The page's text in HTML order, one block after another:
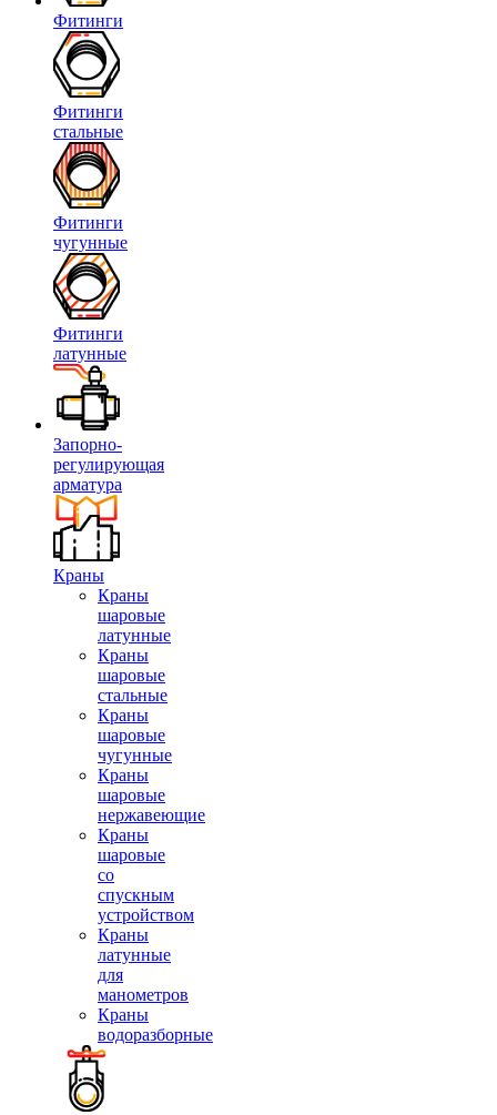
Фитинги
Фитинги
стальные
Фитинги
чугунные
Фитинги
латунные
Запорно-
регулирующая
арматура
Краны
Краны
шаровые
латунные
Краны
шаровые
стальные
Краны
шаровые
чугунные
Краны
шаровые
нержавеющие
Краны
шаровые
со
спускным
устройством
Краны
латунные
для
манометров
Краны
водоразборные